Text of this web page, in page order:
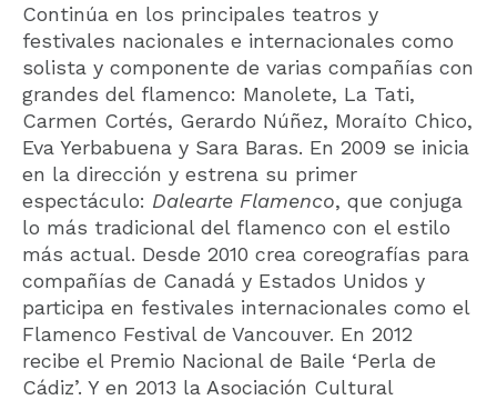
Continúa en los principales teatros y
festivales nacionales e internacionales como
solista y componente de varias compañías con
grandes del flamenco: Manolete, La Tati,
Carmen Cortés, Gerardo Núñez, Moraíto Chico,
Eva Yerbabuena y Sara Baras. En 2009 se inicia
en la dirección y estrena su primer
espectáculo: Dalearte Flamenco, que conjuga
lo más tradicional del flamenco con el estilo
más actual. Desde 2010 crea coreografías para
compañías de Canadá y Estados Unidos y
participa en festivales internacionales como el
Flamenco Festival de Vancouver. En 2012
recibe el Premio Nacional de Baile ‘Perla de
Cádiz’. Y en 2013 la Asociación Cultural